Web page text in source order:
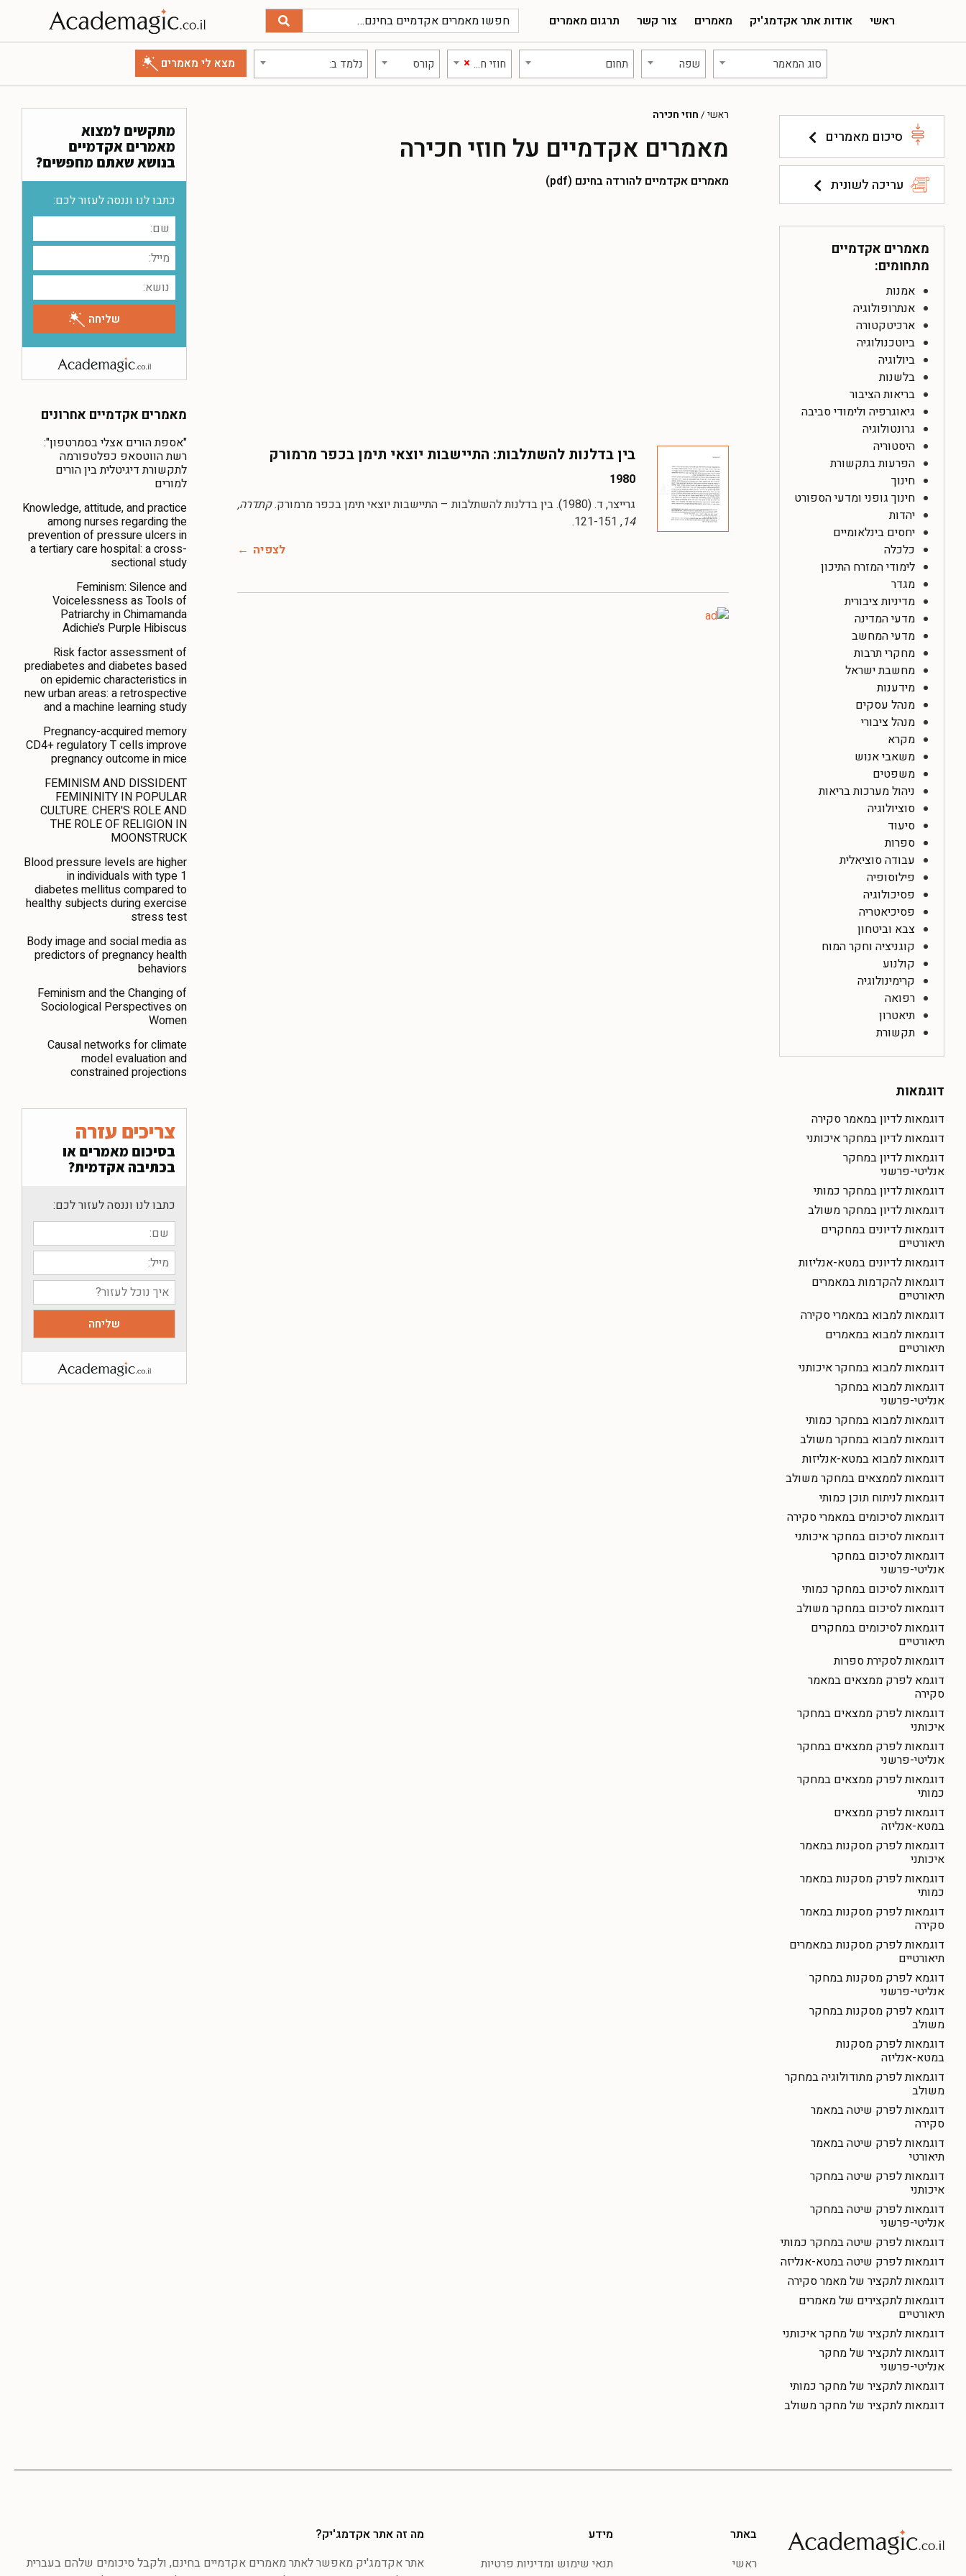
ראשי אודות אתר אקדמג'יק מאמרים צור קשר תרגום מאמרים
סוג המאמר שפה תחום × חוזי חכירה קורס נלמד ב:
סיכום מאמרים
עריכה לשונית
מאמרים אקדמיים
מתחומים:
אמנות
אנתרופולוגיה
ארכיטקטורה
ביוטכנולוגיה
ביולוגיה
בלשנות
בריאות הציבור
גיאוגרפיה ולימודי סביבה
גרונטולוגיה
היסטוריה
הפרעות בתקשורת
חינוך
חינוך גופני ומדעי הספורט
יהדות
יחסים בינלאומיים
כלכלה
לימודי המזרח התיכון
מגדר
מדיניות ציבורית
מדעי המדינה
מדעי המחשב
מחקרי תרבות
מחשבת ישראל
מידענות
מנהל עסקים
מנהל ציבורי
מקרא
משאבי אנוש
משפטים
ניהול מערכות בריאות
סוציולוגיה
סיעוד
ספרות
עבודה סוציאלית
פילוסופיה
פסיכולוגיה
פסיכיאטריה
צבא וביטחון
קוגניציה וחקר המוח
קולנוע
קרימינולוגיה
רפואה
תיאטרון
תקשורת
דוגמאות
דוגמאות לדיון במאמר סקירה
דוגמאות לדיון במחקר איכותני
דוגמאות לדיון במחקר
אנליטי-פרשני
דוגמאות לדיון במחקר כמותי
דוגמאות לדיון במחקר משולב
דוגמאות לדיונים במחקרים
תיאורטיים
דוגמאות לדיונים במטא-אנליזות
דוגמאות להקדמות במאמרים
תיאורטיים
דוגמאות למבוא במאמרי סקירה
דוגמאות למבוא במאמרים
תיאורטיים
דוגמאות למבוא במחקר איכותני
דוגמאות למבוא במחקר
אנליטי-פרשני
דוגמאות למבוא במחקר כמותי
דוגמאות למבוא במחקר משולב
דוגמאות למבוא במטא-אנליזות
דוגמאות לממצאים במחקר משולב
דוגמאות לניתוח תוכן כמותי
דוגמאות לסיכומים במאמרי סקירה
דוגמאות לסיכום במחקר איכותני
דוגמאות לסיכום במחקר
אנליטי-פרשני
דוגמאות לסיכום במחקר כמותי
דוגמאות לסיכום במחקר משולב
דוגמאות לסיכומים במחקרים
תיאורטיים
דוגמאות לסקירת ספרות
דוגמא לפרק ממצאים במאמר
סקירה
דוגמאות לפרק ממצאים במחקר
איכותני
דוגמאות לפרק ממצאים במחקר
אנליטי-פרשני
דוגמאות לפרק ממצאים במחקר
כמותי
דוגמאות לפרק ממצאים
במטא-אנליזה
דוגמאות לפרק מסקנות במאמר
איכותני
דוגמאות לפרק מסקנות במאמר
כמותי
דוגמאות לפרק מסקנות במאמר
סקירה
דוגמאות לפרק מסקנות במאמרים
תיאורטיים
דוגמא לפרק מסקנות במחקר
אנליטי-פרשני
דוגמא לפרק מסקנות במחקר
משולב
דוגמאות לפרק מסקנות
במטא-אנליזה
דוגמאות לפרק מתודולוגיה במחקר
משולב
דוגמאות לפרק שיטה במאמר
סקירה
דוגמאות לפרק שיטה במאמר
תיאורטי
דוגמאות לפרק שיטה במחקר
איכותני
דוגמאות לפרק שיטה במחקר
אנליטי-פרשני
דוגמאות לפרק שיטה במחקר כמותי
דוגמאות לפרק שיטה במטא-אנליזה
דוגמאות לתקציר של מאמר סקירה
דוגמאות לתקצירים של מאמרים
תיאורטיים
דוגמאות לתקציר של מחקר איכותני
דוגמאות לתקציר של מחקר
אנליטי-פרשני
דוגמאות לתקציר של מחקר כמותי
דוגמאות לתקציר של מחקר משולב
ראשי / חוזי חכירה
מאמרים אקדמיים על חוזי חכירה
מאמרים אקדמיים להורדה בחינם (pdf)
בין בדלנות להשתלבות: התיישבות יוצאי תימן בכפר מרמורק
1980
גרייצר, ד. (1980). ‏בין בדלנות להשתלבות – התיישבות יוצאי תימן בכפר מרמורק.
קתדרה,
14
, 121-151.
לצפיה
מתקשים למצוא
מאמרים אקדמיים
בנושא שאתם מחפשים?
כתבו לנו וננסה לעזור לכם:
מאמרים אקדמיים אחרונים
"אספת הורים אצלי בסמרטפון":
רשת הווטסאפ כפלטפורמה
לתקשורת דיגיטלית בין הורים
למורים
Knowledge, attitude, and practice
among nurses regarding the
prevention of pressure ulcers in
a tertiary care hospital: a cross-
sectional study
Feminism: Silence and
Voicelessness as Tools of
Patriarchy in Chimamanda
Adichie’s Purple Hibiscus
Risk factor assessment of
prediabetes and diabetes based
on epidemic characteristics in
new urban areas: a retrospective
and a machine learning study
Pregnancy-acquired memory
CD4+ regulatory T cells improve
pregnancy outcome in mice
FEMINISM AND DISSIDENT
FEMININITY IN POPULAR
CULTURE. CHER'S ROLE AND
THE ROLE OF RELIGION IN
MOONSTRUCK
Blood pressure levels are higher
in individuals with type 1
diabetes mellitus compared to
healthy subjects during exercise
stress test
Body image and social media as
predictors of pregnancy health
behaviors
Feminism and the Changing of
Sociological Perspectives on
Women
Causal networks for climate
model evaluation and
constrained projections
צריכים עזרה
בסיכום מאמרים או
בכתיבה אקדמית?
כתבו לנו וננסה לעזור לכם:
באתר
ראשי
מידע
תנאי שימוש ומדיניות פרטיות
מה זה אתר אקדמג'יק?
אתר אקדמג'יק מאפשר לאתר מאמרים אקדמיים בחינם, ולקבל סיכומים שלהם בעברית